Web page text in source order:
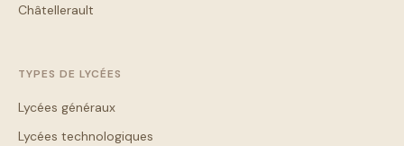
Châtellerault
TYPES DE LYCÉES
Lycées généraux
Lycées technologiques